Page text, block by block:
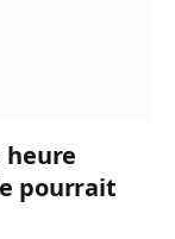
heure
pourrait